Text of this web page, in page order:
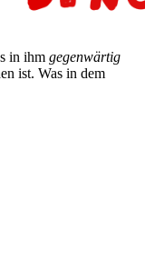
in ihm gegenwärtig
ist. Was in dem